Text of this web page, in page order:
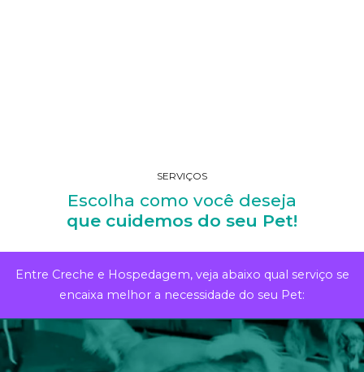
SERVIÇOS
Escolha como você deseja
que cuidemos do seu Pet!
Entre Creche e Hospedagem, veja abaixo qual serviço se
encaixa melhor a necessidade do seu Pet: